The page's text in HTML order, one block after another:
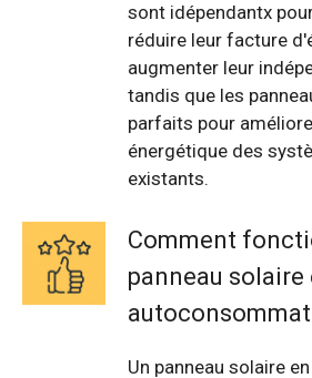
sont idépendantx
réduire leur facture
augmenter leur
tandis que les
parfaits pour
énergétique des
existants.
Comment
panneau solaire
Un panneau solaire